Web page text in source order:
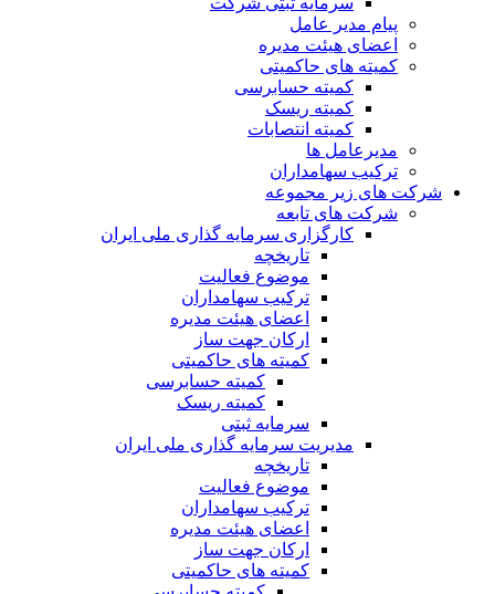
پیام مدیر عامل
اعضای هیئت مدیره
کمیته های حاکمیتی
کمیته حسابرسی
کمیته ریسک
کمیته انتصابات
مدیرعامل ها
ترکیب سهامداران
شرکت های زیر مجموعه
شرکت های تابعه
کارگزاری سرمایه گذاری ملی ایران
تاریخچه
موضوع فعالیت
ترکیب سهامداران
اعضای هیئت مدیره
ارکان جهت ساز
کمیته های حاکمیتی
کمیته حسابرسی
کمیته ریسک
سرمایه ثبتی
مدیریت سرمایه گذاری ملی ایران
تاریخچه
موضوع فعالیت
ترکیب سهامداران
اعضای هیئت مدیره
ارکان جهت ساز
کمیته های حاکمیتی